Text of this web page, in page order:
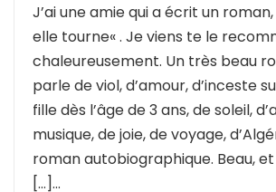
J’ai une amie qui a écrit un
elle tourne« . Je viens te le
chaleureusement. Un très beau
parle de viol, d’amour, d’inceste
fille dès l’âge de 3 ans, de soleil,
musique, de joie, de voyage,
roman autobiographique. Beau, et
[…]...